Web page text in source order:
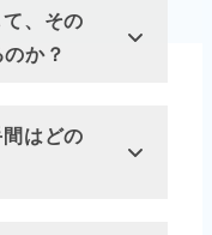
、その
か？
はどの